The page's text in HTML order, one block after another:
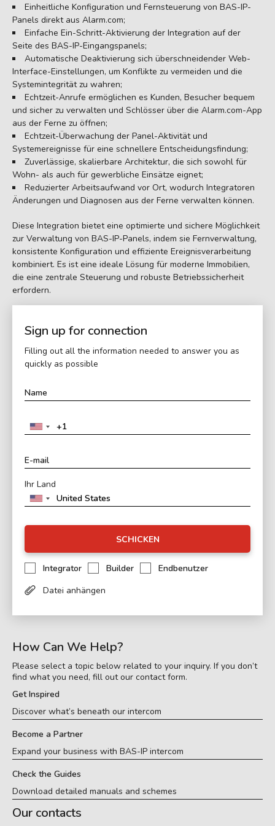
Einheitliche Konfiguration und Fernsteuerung von BAS-IP-
Panels direkt aus Alarm.com;
Einfache Ein-Schritt-Aktivierung der Integration auf der
Seite des BAS-IP-Eingangspanels;
Automatische Deaktivierung sich überschneidender Web-
Interface-Einstellungen, um Konflikte zu vermeiden und die
Systemintegrität zu wahren;
Echtzeit-Anrufe ermöglichen es Kunden, Besucher bequem
und sicher zu verwalten und Schlösser über die Alarm.com-App
aus der Ferne zu öffnen;
Echtzeit-Überwachung der Panel-Aktivität und
Systemereignisse für eine schnellere Entscheidungsfindung;
Zuverlässige, skalierbare Architektur, die sich sowohl für
Wohn- als auch für gewerbliche Einsätze eignet;
Reduzierter Arbeitsaufwand vor Ort, wodurch Integratoren
Änderungen und Diagnosen aus der Ferne verwalten können.
Diese Integration bietet eine optimierte und sichere Möglichkeit
zur Verwaltung von BAS-IP-Panels, indem sie Fernverwaltung,
konsistente Konfiguration und effiziente Ereignisverarbeitung
kombiniert. Es ist eine ideale Lösung für moderne Immobilien,
die eine zentrale Steuerung und robuste Betriebssicherheit
erfordern.
Sign up for connection
Filling out all the information needed to answer you as
quickly as possible
Ihr Land
SCHICKEN
Integrator Builder
Endbenutzer
Datei anhängen
How Can We Help?
Please select a topic below related to your inquiry. If you don’t
find what you need, fill out our contact form.
Get Inspired
Discover what’s beneath our intercom
Become a Partner
Expand your business with BAS-IP intercom
Check the Guides
Download detailed manuals and schemes
Our contacts